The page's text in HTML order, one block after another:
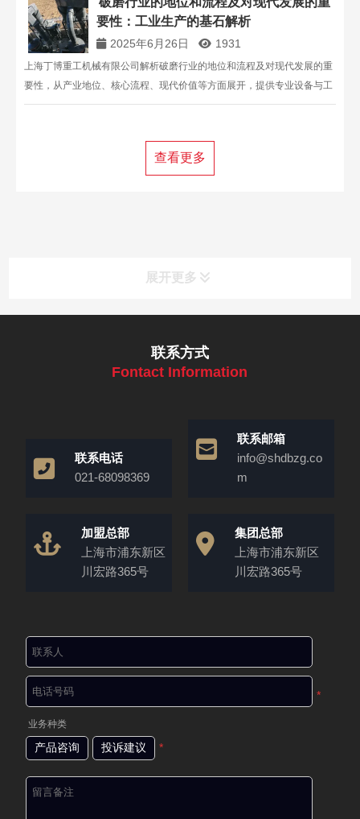
要性：工业生产的基石解析
2025年6月26日 1931
上海丁博重工机械有限公司解析破磨行业的地位和流程及对现代发展的重
要性，从产业地位、核心流程、现代价值等方面展开，提供专业设备与工
艺解决方案，助力工业高效发展。
查看更多
展开更多
联系方式
Fontact Information
联系电话
021-68098369
联系邮箱
info@shdbzg.co
m
加盟总部
上海市浦东新区
川宏路365号
集团总部
上海市浦东新区
川宏路365号
*
业务种类
产品咨询 投诉建议 *